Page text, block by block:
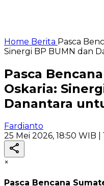
Home Berita Pasca
Sinergi BP BUMN dan
Pasca
Oskaria:
Danantara
Fardianto
25 Mei 2026, 18:50 WIB
×
Pasca Bencana